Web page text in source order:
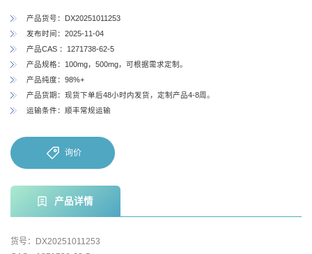
产品货号：DX20251011253
发布时间：2025-11-04
产品CAS ：1271738-62-5
产品规格：100mg，500mg，可根据需求定制。
产品纯度：98%+
产品货期：现货下单后48小时内发货，定制产品4-8周。
运输条件：顺丰常规运输
询价
产品详情
货号：DX20251011253